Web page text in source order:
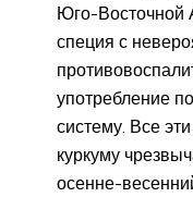
Юго-Восточной
специя с
употребление
систему. Все
куркуму
осенне-